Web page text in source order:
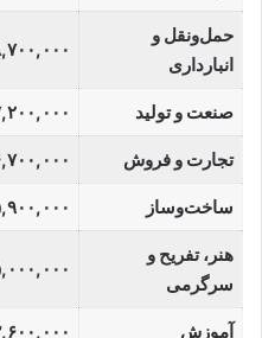
حمل‌ونقل و
انبارداری
۸,۷۰۰,۰۰۰
صنعت و تولید ۷,۲۰۰,۰۰۰
تجارت و فروش ۶,۷۰۰,۰۰۰
ساخت‌وساز ۵,۹۰۰,۰۰۰
هنر، تفریح و
سرگرمی
۵,۰۰۰,۰۰۰
آموزش ۳,۶۰۰,۰۰۰